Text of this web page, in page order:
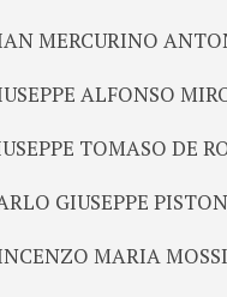
MERCURINO
ALFONSO
TOMASO DE
GIUSEPPE
MARIA MOSSI